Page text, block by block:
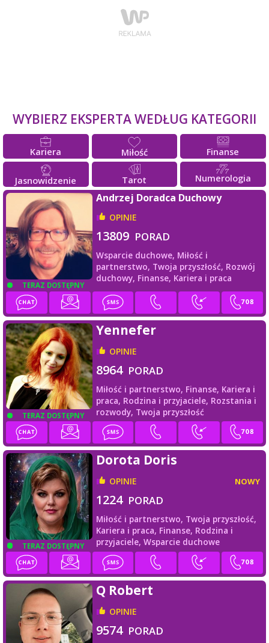
WYBIERZ EKSPERTA WEDŁUG KATEGORII
Kariera Miłość Finanse
Jasnowidzenie Tarot Numerologia
TERAZ DOSTĘPNY
Andrzej Doradca Duchowy
OPINIE
13809 PORAD
Wsparcie duchowe, Miłość i
partnerstwo, Twoja przyszłość, Rozwój
duchowy, Finanse, Kariera i praca
TERAZ DOSTĘPNY
Yennefer
OPINIE
8964 PORAD
Miłość i partnerstwo, Finanse, Kariera i
praca, Rodzina i przyjaciele, Rozstania i
rozwody, Twoja przyszłość
TERAZ DOSTĘPNY
Dorota Doris
OPINIE NOWY
1224 PORAD
Miłość i partnerstwo, Twoja przyszłość,
Kariera i praca, Finanse, Rodzina i
przyjaciele, Wsparcie duchowe
Q Robert
OPINIE
9574 PORAD